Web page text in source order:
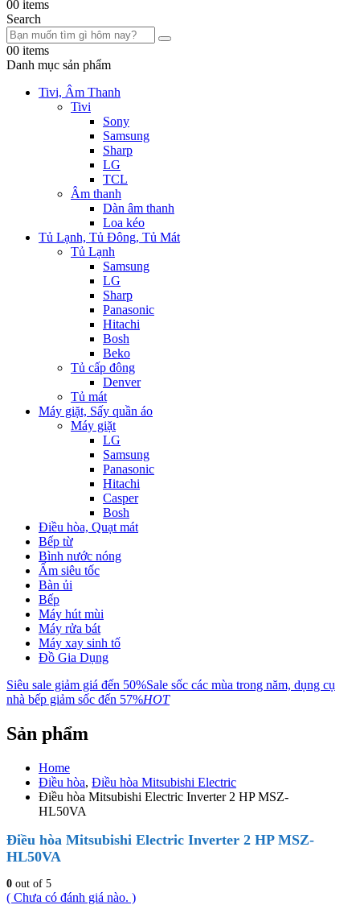
00 items
Search
00 items
Danh mục sản phẩm
Tivi, Âm Thanh
Tivi
Sony
Samsung
Sharp
LG
TCL
Âm thanh
Dàn âm thanh
Loa kéo
Tủ Lạnh, Tủ Đông, Tủ Mát
Tủ Lạnh
Samsung
LG
Sharp
Panasonic
Hitachi
Bosh
Beko
Tủ cấp đông
Denver
Tủ mát
Máy giặt, Sấy quần áo
Máy giặt
LG
Samsung
Panasonic
Hitachi
Casper
Bosh
Điều hòa, Quạt mát
Bếp từ
Bình nước nóng
Ấm siêu tốc
Bàn ủi
Bếp
Máy hút mùi
Máy rửa bát
Máy xay sinh tố
Đồ Gia Dụng
Siêu sale giảm giá đến 50%Sale sốc các mùa trong năm, dụng cụ
nhà bếp giảm sốc đến 57%HOT
Sản phẩm
Home
Điều hòa, Điều hòa Mitsubishi Electric
Điều hòa Mitsubishi Electric Inverter 2 HP MSZ-
HL50VA
Điều hòa Mitsubishi Electric Inverter 2 HP MSZ-
HL50VA
0 out of 5
( Chưa có đánh giá nào. )